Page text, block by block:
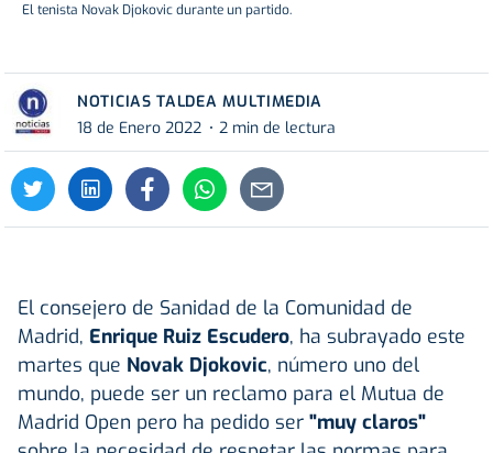
El tenista Novak Djokovic durante un partido.
NOTICIAS TALDEA MULTIMEDIA
18 de Enero 2022
2 min de lectura
El consejero de Sanidad de la Comunidad de
Madrid, Enrique Ruiz Escudero, ha subrayado este
martes que Novak Djokovic, número uno del
mundo, puede ser un reclamo para el Mutua de
Madrid Open pero ha pedido ser "muy claros"